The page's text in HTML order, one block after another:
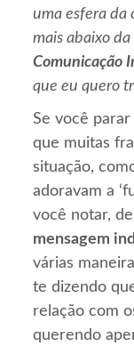
uma esfera da
mais abaixo da
Comunicação
que eu quero
Se você
que muitas
situação,
adoravam a
você notar,
mensagem
várias
te dizendo
relação com
querendo